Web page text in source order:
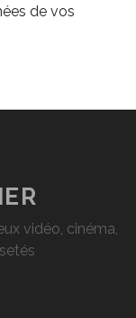
de vos
vidéo, cinéma,